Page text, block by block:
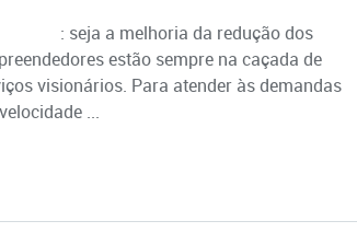
: seja a melhoria da redução dos
estão sempre na caçada de
visionários. Para atender às demandas
...